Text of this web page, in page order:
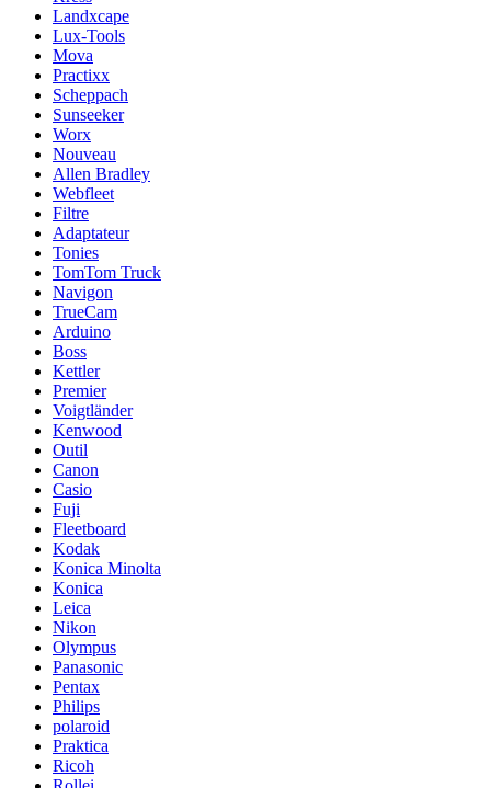
Landxcape
Lux-Tools
Mova
Practixx
Scheppach
Sunseeker
Worx
Nouveau
Allen Bradley
Webfleet
Filtre
Adaptateur
Tonies
TomTom Truck
Navigon
TrueCam
Arduino
Boss
Kettler
Premier
Voigtländer
Kenwood
Outil
Canon
Casio
Fuji
Fleetboard
Kodak
Konica Minolta
Konica
Leica
Nikon
Olympus
Panasonic
Pentax
Philips
polaroid
Praktica
Ricoh